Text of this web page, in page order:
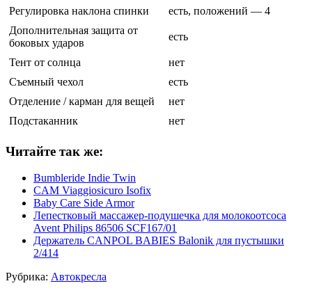
Регулировка наклона спинки
есть, положений — 4
Дополнительная защита от
боковых ударов
есть
Тент от солнца
нет
Съемный чехол
есть
Отделение / карман для вещей
нет
Подстаканник
нет
Читайте так же:
Bumbleride Indie Twin
CAM Viaggiosicuro Isofix
Baby Care Side Armor
Лепестковый массажер-подушечка для молокоотсоса
Avent Philips 86506 SCF167/01
Держатель CANPOL BABIES Balonik для пустышки
2/414
Рубрика: Автокресла